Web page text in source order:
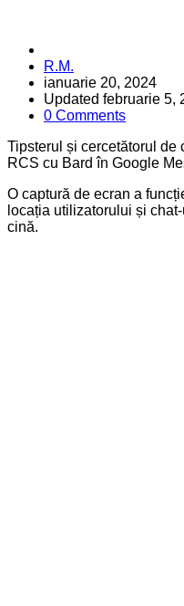
Posted
by
R.M.
ianuarie 20, 2024
Updated februarie 5,
0 Comments
Tipsterul și cercetătorul de
RCS cu Bard în Google
O captură de ecran a
locația utilizatorului și
cină.